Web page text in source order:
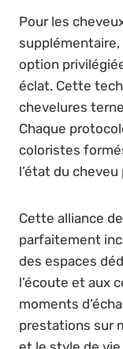
Pour les
option
éclat. Cette
chevelures
Chaque
coloristes
l’état du
Cette alliance
parfaitement
des espaces
l’écoute et aux
moments
prestations sur